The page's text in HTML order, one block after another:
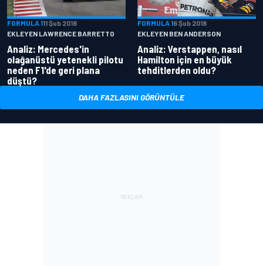
FORMULA 111 Şub 2018
EKLEYEN LAWRENCE BARRETTO
Analiz: Mercedes'in
olağanüstü yetenekli pilotu
neden F1'de geri plana
düştü?
FORMULA 16 Şub 2018
EKLEYEN BEN ANDERSON
Analiz: Verstappen, nasıl
Hamilton için en büyük
tehditlerden oldu?
DAHA FAZLASINI GÖRÜNTÜLE